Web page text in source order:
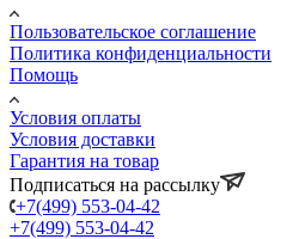
Пользовательское соглашение
Политика конфиденциальности
Помощь
Условия оплаты
Условия доставки
Гарантия на товар
Подписаться на рассылку
+7(499) 553-04-42
+7(499) 553-04-42